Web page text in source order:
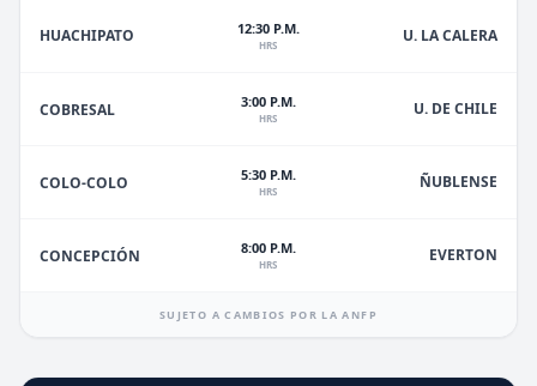
HUACHIPATO 12:30 P.M.
HRS U. LA CALERA
COBRESAL 3:00 P.M.
HRS U. DE CHILE
COLO-COLO 5:30 P.M.
HRS ÑUBLENSE
CONCEPCIÓN 8:00 P.M.
HRS EVERTON
SUJETO A CAMBIOS POR LA ANFP